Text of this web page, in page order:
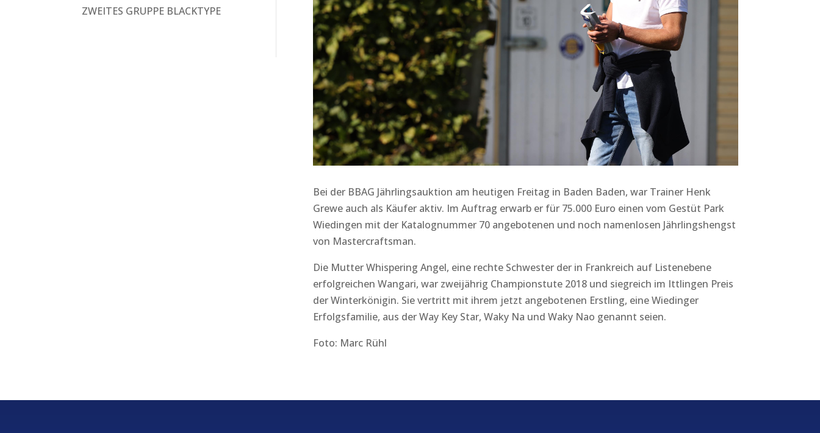
ZWEITES GRUPPE BLACKTYPE
Bei der BBAG Jährlingsauktion am heutigen Freitag in Baden Baden, war Trainer Henk
Grewe auch als Käufer aktiv. Im Auftrag erwarb er für 75.000 Euro einen vom Gestüt Park
Wiedingen mit der Katalognummer 70 angebotenen und noch namenlosen Jährlingshengst
von Mastercraftsman.
Die Mutter Whispering Angel, eine rechte Schwester der in Frankreich auf Listenebene
erfolgreichen Wangari, war zweijährig Championstute 2018 und siegreich im Ittlingen Preis
der Winterkönigin. Sie vertritt mit ihrem jetzt angebotenen Erstling, eine Wiedinger
Erfolgsfamilie, aus der Way Key Star, Waky Na und Waky Nao genannt seien.
Foto: Marc Rühl